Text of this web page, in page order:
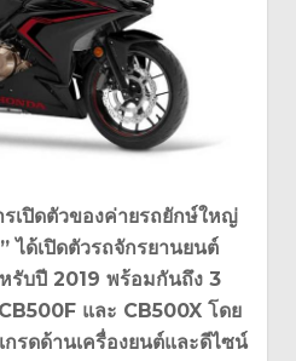
เปิดตัวของค่ายรถยักษ์ใหญ่
ได้เปิดตัวรถจักรยานยนต์
รับปี 2019 พร้อมกันถึง 3
และ CB500X โดย
รดด้านเครื่องยนต์และดีไซน์